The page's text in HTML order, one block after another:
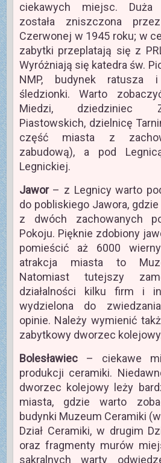
ciekawych miejsc. Duża
została zniszczona
Czerwonej w 1945 roku; w
zabytki przeplatają się z
Wyróżniają się katedra św.
NMP, budynek ratusza
śledzionki. Warto
Miedzi, dziedziniec
Piastowskich, dzielnicę
część miasta z
zabudową), a pod
Legnickiej.
Jawor– z Legnicy warto
do pobliskiego Jawora,
z dwóch zachowanych
Pokoju. Pięknie zdobiony
pomieścić aż 6000
atrakcja miasta to
Natomiast tutejszy
działalności kilku firm i
wydzielona do
opinie. Należy wymienić
zabytkowy dworzec
Bolesławiec– ciekawe
produkcji ceramiki.
dworzec kolejowy leży
miasta, gdzie warto
budynki Muzeum Ceramiki
Dział Ceramiki, w drugim
oraz fragmenty murów
sakralnych warty